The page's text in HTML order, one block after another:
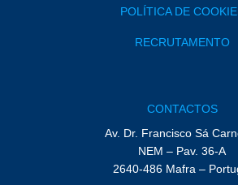
POLÍTICA DE
RECRUTAMENTO
CONTACTOS
Av. Dr. Francisco Sá
NEM – Pav. 36-A
2640-486 Mafra –